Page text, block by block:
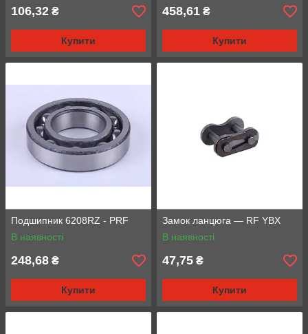
106,32 ₴
Купити
458,61 ₴
Купити
Подшипник 6208RZ - PRF
В наявності
248,68 ₴
Купити
Замок ланцюга — RF YBX
В наявності
47,75 ₴
Купити